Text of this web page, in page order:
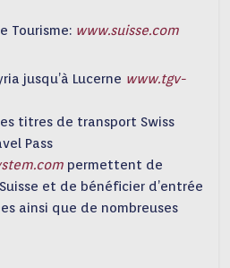
Tourisme: www.suisse.com
jusqu’à Lucerne www.tgv-
titres de transport Swiss
Pass
permettent de
et de bénéficier d’entrée
ainsi que de nombreuses